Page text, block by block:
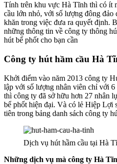
Tính trên khu vực Hà Tĩnh thì có ít
cầu lớn nhỏ, với số lượng đông đảo
khăn trong việc đưa ra quyết định.
những thông tin về công ty thông
hút bể phốt cho bạn cần
Công ty hút hầm cầu Hà
Khởi điểm vào năm 2013 công ty
lập với số lượng nhân viên chỉ với
thì công ty đã sở hữu hơn 27 nhân
bể phốt hiện đại. Và có lẻ Hiệp Lợi
tiên trong bảng danh sách công ty
Dịch vụ hút hầm cầu tại Hà
Những dịch vụ mà công ty Hà